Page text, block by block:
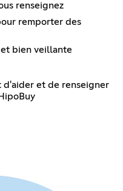
renseignez
remporter des
bien veillante
d'aider et de renseigner